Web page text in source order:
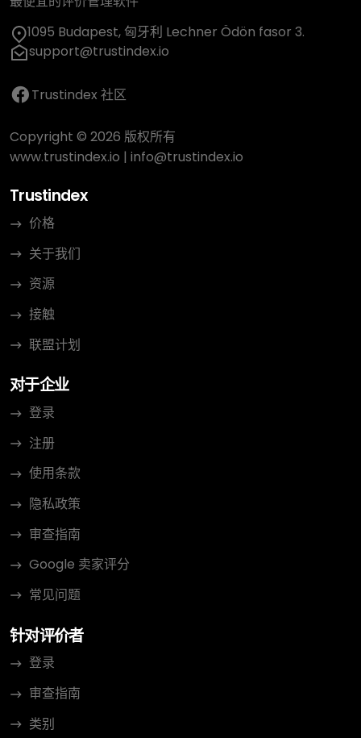
1095 Budapest, 匈牙利 Lechner Ödön fasor 3.
support@trustindex.io
Trustindex 社区
Copyright © 2026 版权所有
www.trustindex.io | info@trustindex.io
Trustindex
价格
关于我们
资源
接触
联盟计划
对于企业
登录
注册
使用条款
隐私政策
审查指南
Google 卖家评分
常见问题
针对评价者
登录
审查指南
类别